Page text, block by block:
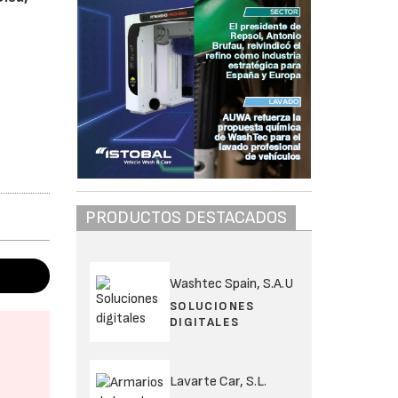
PRODUCTOS DESTACADOS
Washtec Spain, S.A.U
SOLUCIONES
DIGITALES
Lavarte Car, S.L.